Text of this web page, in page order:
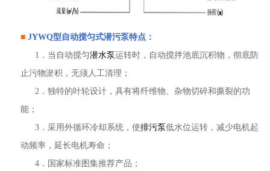
■ JYWQ型 自动搅匀式潜污泵特点：
1．当自动搅匀潜水泵运转时，自动搅拌池底沉积物，彻底防
止污物淤积，无须人工清理；
2．独特的叶轮设计，具有将纤维物、杂物切碎和撕裂的功
能；
3．采用外循环冷却系统，使排污泵低水位运转，减少电机起
动频率，延长电机寿命；
4．国家标准图集推荐产品；